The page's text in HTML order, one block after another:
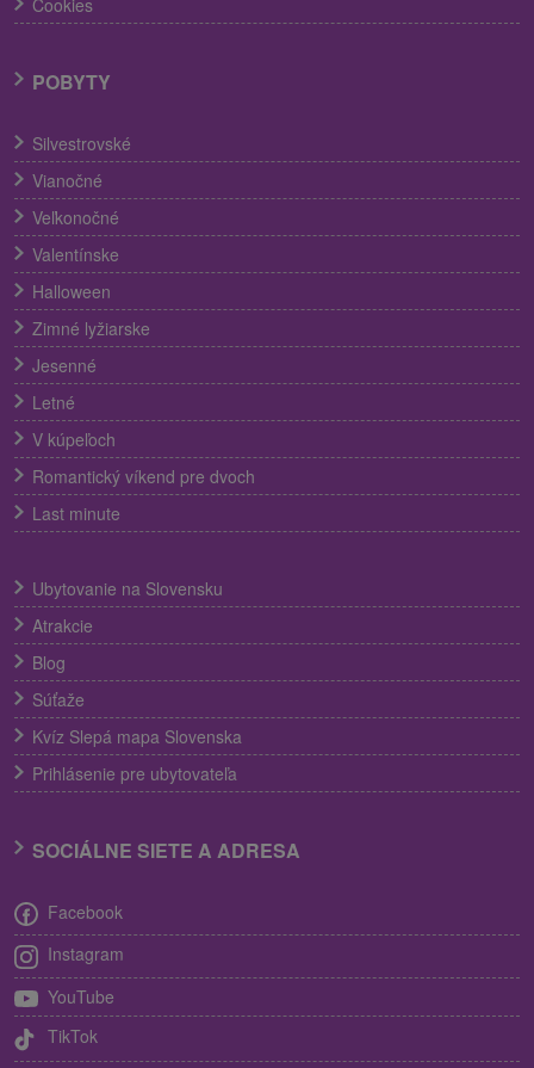
Cookies
POBYTY
Silvestrovské
Vianočné
Veľkonočné
Valentínske
Halloween
Zimné lyžiarske
Jesenné
Letné
V kúpeľoch
Romantický víkend pre dvoch
Last minute
Ubytovanie na Slovensku
Atrakcie
Blog
Súťaže
Kvíz Slepá mapa Slovenska
Prihlásenie pre ubytovateľa
SOCIÁLNE SIETE A ADRESA
Facebook
Instagram
YouTube
TikTok